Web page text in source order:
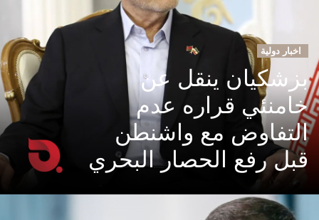
اخبار دولية
بزشكيان ينقل عن
خامنئي قراره عدم
التفاوض مع واشنطن
قبل رفع الحصار البحري